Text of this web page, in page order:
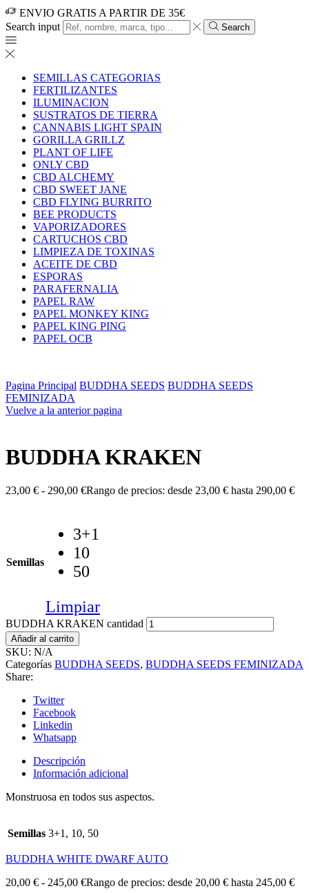
ENVIO GRATIS A PARTIR DE 35€
Search input
Search
SEMILLAS CATEGORIAS
FERTILIZANTES
ILUMINACION
SUSTRATOS DE TIERRA
CANNABIS LIGHT SPAIN
GORILLA GRILLZ
PLANT OF LIFE
ONLY CBD
CBD ALCHEMY
CBD SWEET JANE
CBD FLYING BURRITO
BEE PRODUCTS
VAPORIZADORES
CARTUCHOS CBD
LIMPIEZA DE TOXINAS
ACEITE DE CBD
ESPORAS
PARAFERNALIA
PAPEL RAW
PAPEL MONKEY KING
PAPEL KING PING
PAPEL OCB
Pagina Principal BUDDHA SEEDS BUDDHA SEEDS
FEMINIZADA
Vuelve a la anterior pagina
BUDDHA KRAKEN
23,00 € - 290,00 €Rango de precios: desde 23,00 € hasta 290,00 €
Semillas
3+1
10
50
Limpiar
BUDDHA KRAKEN cantidad
Añadir al carrito
SKU: N/A
Categorías BUDDHA SEEDS, BUDDHA SEEDS FEMINIZADA
Share:
Twitter
Facebook
Linkedin
Whatsapp
Descripción
Información adicional
Monstruosa en todos sus aspectos.
Semillas 3+1, 10, 50
BUDDHA WHITE DWARF AUTO
20,00 € - 245,00 €Rango de precios: desde 20,00 € hasta 245,00 €